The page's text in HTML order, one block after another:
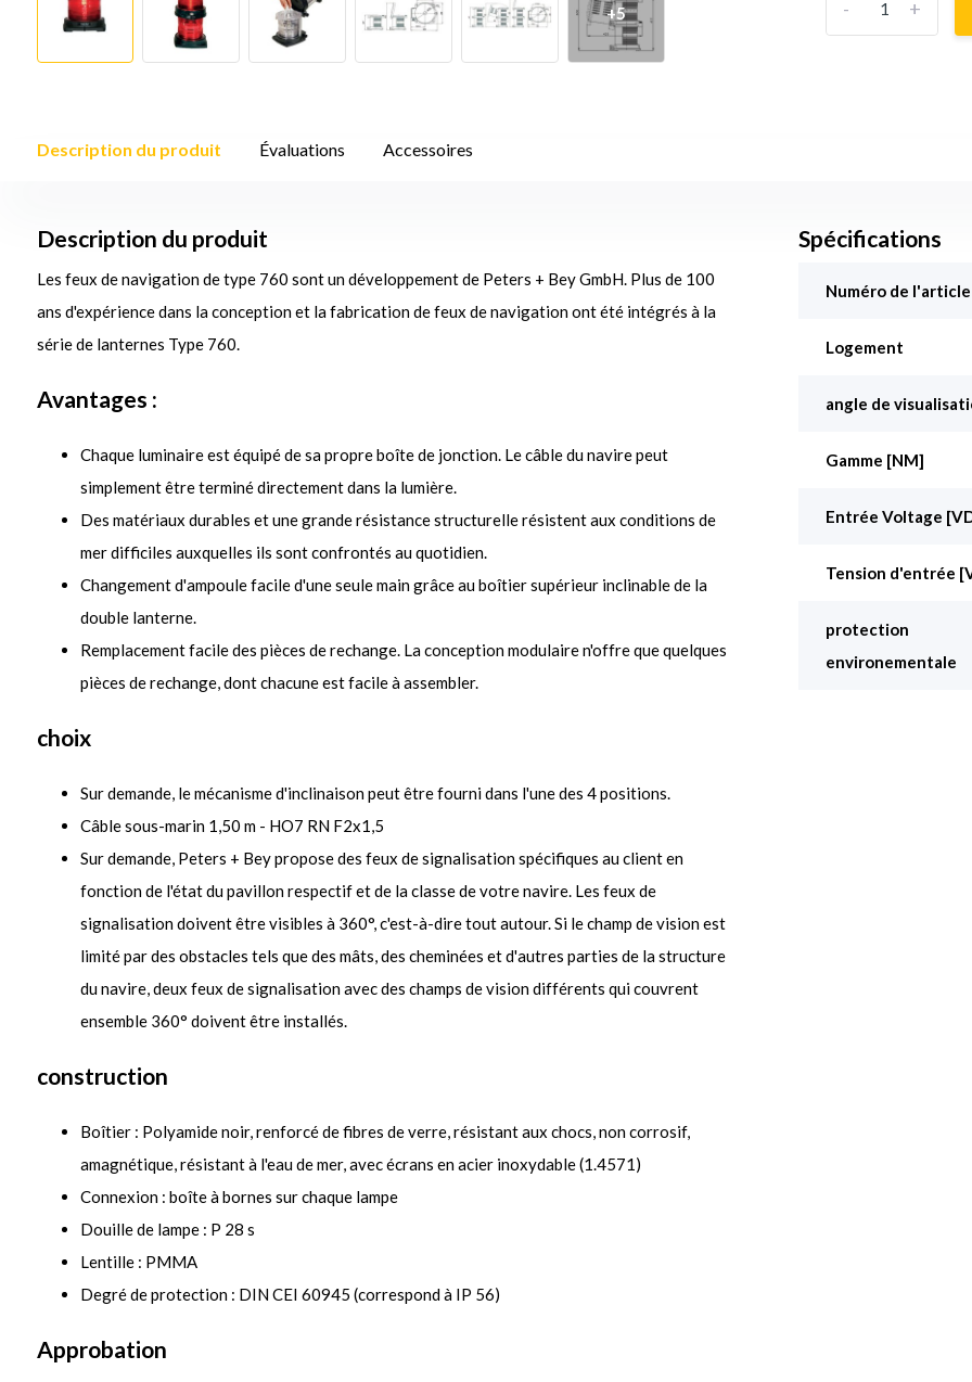
+5 +
-
Description du produit Évaluations Accessoires
Description du produit
Les feux de navigation de type 760 sont un développement de Peters + Bey GmbH. Plus de 100
ans d'expérience dans la conception et la fabrication de feux de navigation ont été intégrés à la
série de lanternes Type 760.
Avantages :
Chaque luminaire est équipé de sa propre boîte de jonction. Le câble du navire peut
simplement être terminé directement dans la lumière.
Des matériaux durables et une grande résistance structurelle résistent aux conditions de
mer difficiles auxquelles ils sont confrontés au quotidien.
Changement d'ampoule facile d'une seule main grâce au boîtier supérieur inclinable de la
double lanterne.
Remplacement facile des pièces de rechange. La conception modulaire n'offre que quelques
pièces de rechange, dont chacune est facile à assembler.
choix
Sur demande, le mécanisme d'inclinaison peut être fourni dans l'une des 4 positions.
Câble sous-marin 1,50 m - HO7 RN F2x1,5
Sur demande, Peters + Bey propose des feux de signalisation spécifiques au client en
fonction de l'état du pavillon respectif et de la classe de votre navire. Les feux de
signalisation doivent être visibles à 360°, c'est-à-dire tout autour. Si le champ de vision est
limité par des obstacles tels que des mâts, des cheminées et d'autres parties de la structure
du navire, deux feux de signalisation avec des champs de vision différents qui couvrent
ensemble 360° doivent être installés.
construction
Boîtier : Polyamide noir, renforcé de fibres de verre, résistant aux chocs, non corrosif,
amagnétique, résistant à l'eau de mer, avec écrans en acier inoxydable (1.4571)
Connexion : boîte à bornes sur chaque lampe
Douille de lampe : P 28 s
Lentille : PMMA
Degré de protection : DIN CEI 60945 (correspond à IP 56)
Approbation
Spécifications
Numéro de l'article
Logement
angle de
Gamme [NM]
Entrée Voltage
Tension d'entrée
protection
environementale